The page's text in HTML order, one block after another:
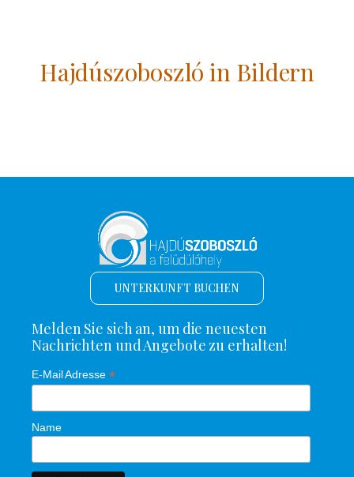
Hajdúszoboszló in Bildern
UNTERKUNFT BUCHEN
Melden Sie sich an, um die neuesten
Nachrichten und Angebote zu erhalten!
E-Mail Adresse *
Name